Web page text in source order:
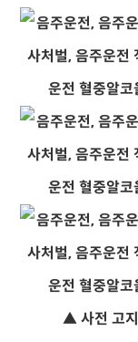
▲ 사전 고